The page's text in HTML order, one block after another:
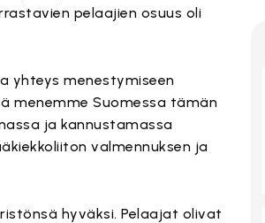
pelaajien osuus oli
yhteys menestymiseen
menemme Suomessa tämän
ja kannustamassa
valmennuksen ja
hyväksi. Pelaajat olivat